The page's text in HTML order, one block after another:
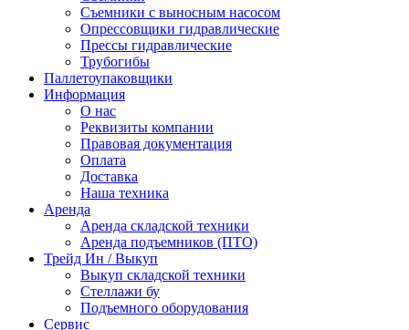
Съемники с выносным насосом
Опрессовщики гидравлические
Прессы гидравлические
Трубогибы
Паллетоупаковщики
Информация
О нас
Реквизиты компании
Правовая документация
Оплата
Доставка
Наша техника
Аренда
Аренда складской техники
Аренда подъемников (ПТО)
Трейд Ин / Выкуп
Выкуп складской техники
Стеллажи бу
Подъемного оборудования
Сервис